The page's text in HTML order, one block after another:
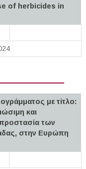
of herbicides in
με τίτλο:
και
των
στην Ευρώπη